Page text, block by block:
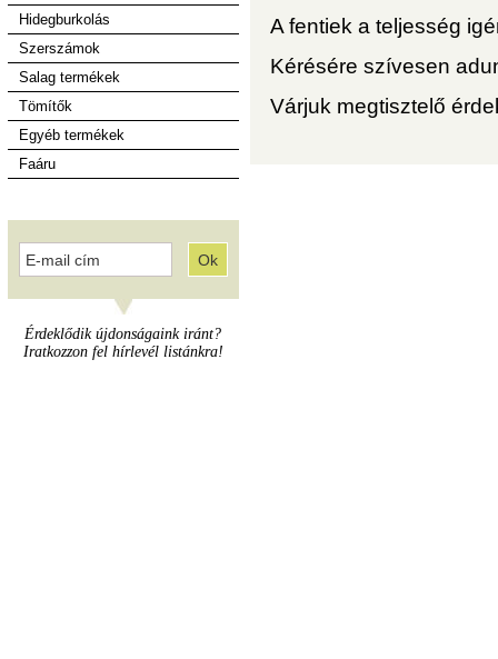
Hidegburkolás
Szerszámok
Salag termékek
Tömítők
Egyéb termékek
Faáru
Érdeklődik újdonságaink iránt?
Iratkozzon fel hírlevél listánkra!
A fentiek a teljesség
Kérésére szívesen
Várjuk megtisztelő